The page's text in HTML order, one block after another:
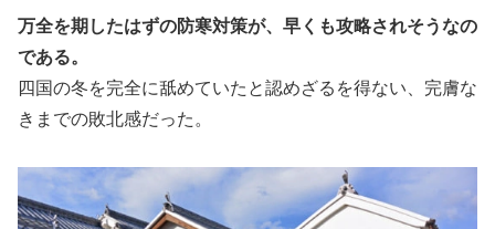
万全を期したはずの防寒対策が、早くも攻略されそうなの
である。
四国の冬を完全に舐めていたと認めざるを得ない、完膚な
きまでの敗北感だった。